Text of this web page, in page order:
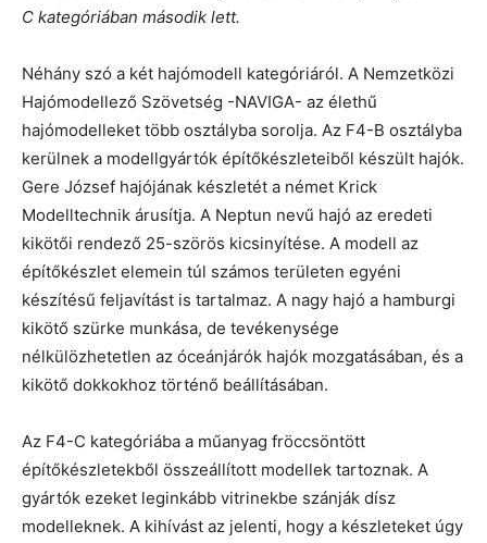
C kategóriában második lett.
Néhány szó a két hajómodell kategóriáról. A Nemzetközi
Hajómodellező Szövetség -NAVIGA- az élethű
hajómodelleket több osztályba sorolja. Az F4-B osztályba
kerülnek a modellgyártók építőkészleteiből készült hajók.
Gere József hajójának készletét a német Krick
Modelltechnik árusítja. A Neptun nevű hajó az eredeti
kikötői rendező 25-szörös kicsinyítése. A modell az
építőkészlet elemein túl számos területen egyéni
készítésű feljavítást is tartalmaz. A nagy hajó a hamburgi
kikötő szürke munkása, de tevékenysége
nélkülözhetetlen az óceánjárók hajók mozgatásában, és a
kikötő dokkokhoz történő beállításában.
Az F4-C kategóriába a műanyag fröccsöntött
építőkészletekből összeállított modellek tartoznak. A
gyártók ezeket leginkább vitrinekbe szánják dísz
modelleknek. A kihívást az jelenti, hogy a készleteket úgy